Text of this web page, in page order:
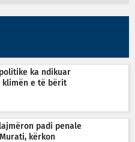
ka ndikuar
klimën e të bërit
padi penale
kërkon